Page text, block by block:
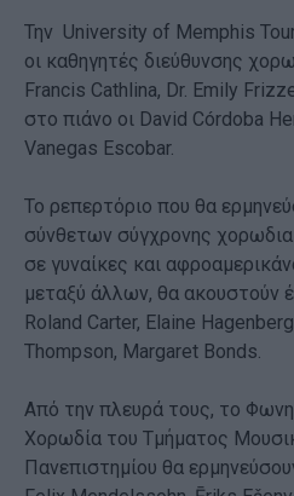
Την University of Memphis
οι καθηγητές διεύθυνσης
Francis Cathlina, Dr. Emily
στο πιάνο οι David Córdoba
Vanegas Escobar.
Το ρεπερτόριο που θα
σύνθετων σύγχρονης
σε γυναίκες και
μεταξύ άλλων, θα ακουστούν
Roland Carter, Elaine
Thompson, Margaret Bonds.
Από την πλευρά τους, το
Χορωδία του Τμήματος
Πανεπιστημίου θα